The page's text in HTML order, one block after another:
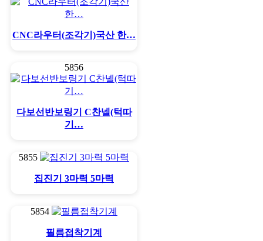
CNC라우터(조각기)국산 한…
5856
다보선반보링기 C찬넬(턱따
기…
5855
집진기 3마력 5마력
5854
필름접착기계